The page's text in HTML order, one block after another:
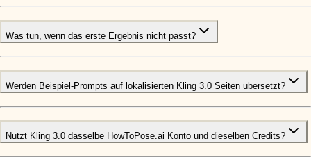
Was tun, wenn das erste Ergebnis nicht passt?
Werden Beispiel-Prompts auf lokalisierten Kling 3.0 Seiten ubersetzt?
Nutzt Kling 3.0 dasselbe HowToPose.ai Konto und dieselben Credits?